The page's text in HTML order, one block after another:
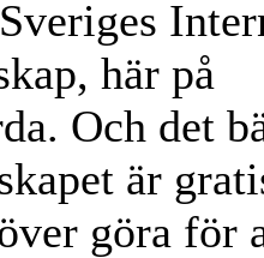
här på
Och det
är
göra för